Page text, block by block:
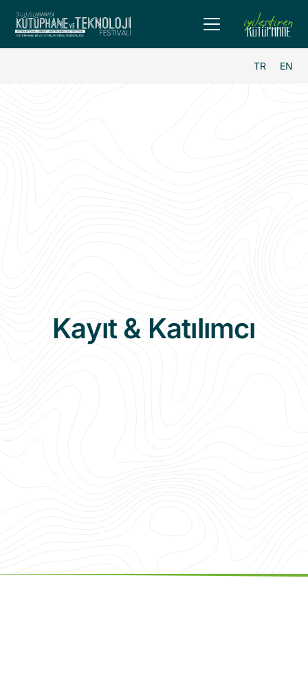
TR EN
Kayıt & Katılımcı